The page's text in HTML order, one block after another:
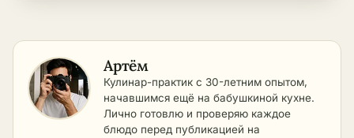
Артём
Кулинар-практик с 30-летним опытом,
начавшимся ещё на бабушкиной кухне.
Лично готовлю и проверяю каждое
блюдо перед публикацией на